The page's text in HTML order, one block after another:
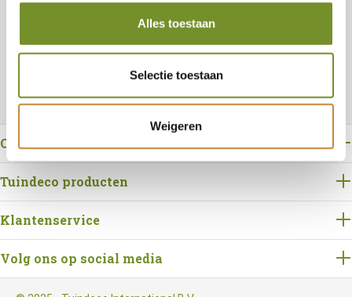
Alles toestaan
Selectie toestaan
Weigeren
Bestellen
Over Tuindeco
Tuindeco producten
Klantenservice
Volg ons op social media